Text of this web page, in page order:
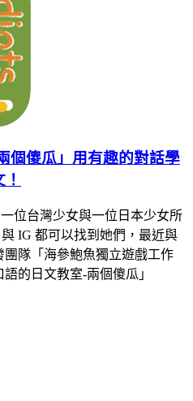
個傻瓜」用有趣的對話學
一位台灣少女與一位日本少女所
IG 都可以找到她們，最近與
隊「海參鮑魚獨立遊戲工作
的日文教室-兩個傻瓜」